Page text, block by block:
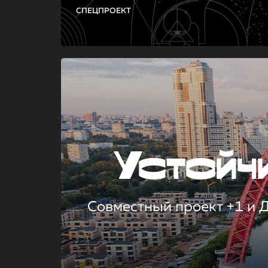
СПЕЦПРОЕКТ
Совместный проект +1 и